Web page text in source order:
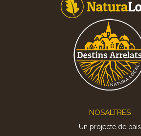
NOSALTRES
Un projecte de país